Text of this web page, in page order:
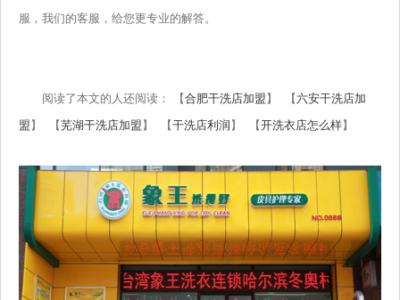
服，我们的客服，给您更专业的解答。
阅读了本文的人还阅读： 【合肥干洗店加盟 】 【六安干洗店加
盟 】 【芜湖干洗店加盟 】 【干洗店利润 】 【开洗衣店怎么样】